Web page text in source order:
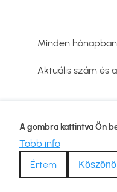
Minden hónapban
Aktuális szám és
Lábléc
Adatvédelmi
Kapcsolat
Impresszum
A gombra kattintva Ön
Több info
Értem